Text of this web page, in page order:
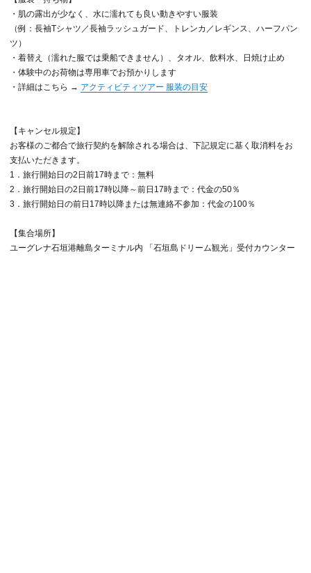
・肌の露出が少なく、水に濡れても良い動きやすい服装
（例：長袖Tシャツ／長袖ラッシュガード、トレンカ／レギンス、ハーフパン
ツ）
・着替え（濡れた服では乗船できません）、タオル、飲料水、日焼け止め
・体験中のお荷物は専用車でお預かりします
・詳細はこちら → アクティビティツアー 服装の目安
【キャンセル規定】
お客様のご都合で旅行契約を解除される場合は、下記規定に基く取消料をお
支払いただきます。
1．旅行開始日の2日前17時まで：無料
2．旅行開始日の2日前17時以降～前日17時まで：代金の50％
3．旅行開始日の前日17時以降または無連絡不参加：代金の100％
【集合場所】
ユーグレナ石垣港離島ターミナル内 「石垣島ドリーム観光」受付カウンター